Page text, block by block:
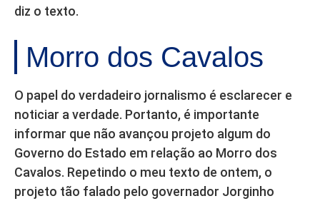
diz o texto.
Morro dos Cavalos
O papel do verdadeiro jornalismo é esclarecer e
noticiar a verdade. Portanto, é importante
informar que não avançou projeto algum do
Governo do Estado em relação ao Morro dos
Cavalos. Repetindo o meu texto de ontem, o
projeto tão falado pelo governador Jorginho